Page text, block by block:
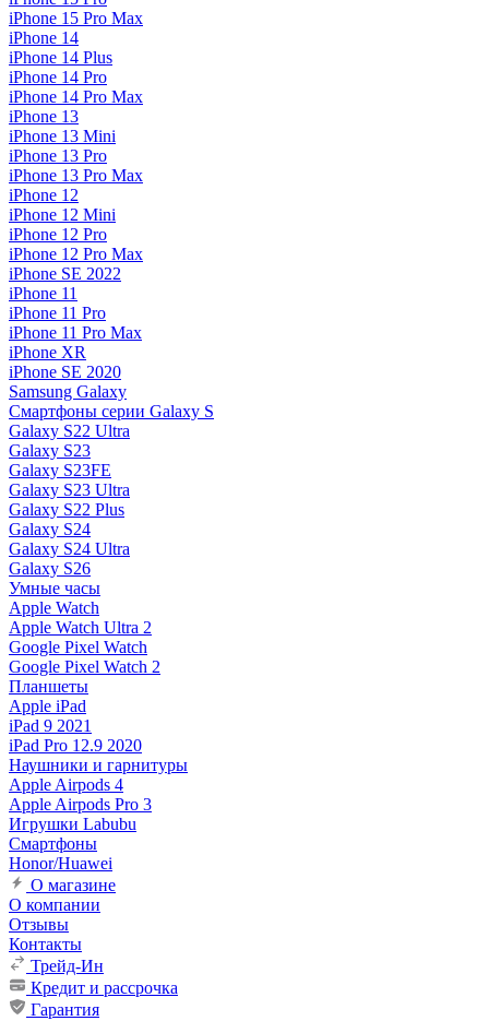
iPhone 15 Pro Max
iPhone 14
iPhone 14 Plus
iPhone 14 Pro
iPhone 14 Pro Max
iPhone 13
iPhone 13 Mini
iPhone 13 Pro
iPhone 13 Pro Max
iPhone 12
iPhone 12 Mini
iPhone 12 Pro
iPhone 12 Pro Max
iPhone SE 2022
iPhone 11
iPhone 11 Pro
iPhone 11 Pro Max
iPhone XR
iPhone SE 2020
Samsung Galaxy
Смартфоны серии Galaxy S
Galaxy S22 Ultra
Galaxy S23
Galaxy S23FE
Galaxy S23 Ultra
Galaxy S22 Plus
Galaxy S24
Galaxy S24 Ultra
Galaxy S26
Умные часы
Apple Watch
Apple Watch Ultra 2
Google Pixel Watch
Google Pixel Watch 2
Планшеты
Apple iPad
iPad 9 2021
iPad Pro 12.9 2020
Наушники и гарнитуры
Apple Airpods 4
Apple Airpods Pro 3
Игрушки Labubu
Смартфоны
Honor/Huawei
О магазине
О компании
Отзывы
Контакты
Трейд-Ин
Кредит и рассрочка
Гарантия